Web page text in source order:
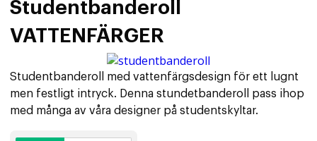
Studentbanderoll
VATTENFÄRGER
Studentbanderoll med vattenfärgsdesign för ett lugnt
men festligt intryck. Denna stundetbanderoll pass ihop
med många av våra designer på studentskyltar.